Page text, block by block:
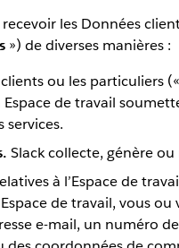
les Données
») de diverses manières :
clients ou les particuliers («
de travail
services.
Slack collecte, génère
à l’Espace de
de travail, vous
e-mail, un numéro